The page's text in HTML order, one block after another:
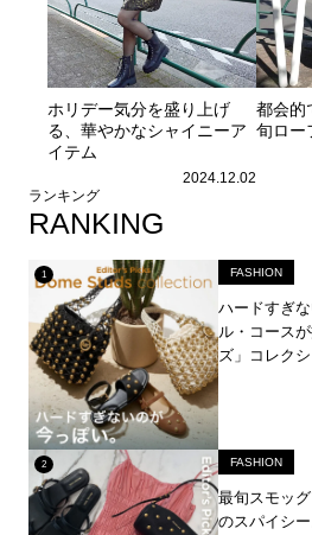
ホリデー気分を盛り上げ
る、華やかなシャイニーア
イテム
2024.12.02
都会的
旬ロー
ランキング
RANKING
FASHION
ハードすぎ
ル・コース
ズ」コレク
FASHION
最旬スモッ
のスパイシ